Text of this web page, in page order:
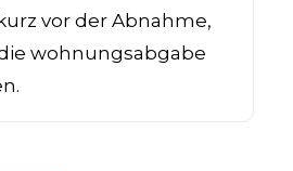
vor der Abnahme,
wohnungsabgabe